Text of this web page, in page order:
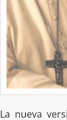
La nueva